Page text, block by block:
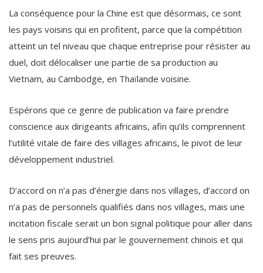
La conséquence pour la Chine est que désormais, ce sont
les pays voisins qui en profitent, parce que la compétition
atteint un tel niveau que chaque entreprise pour résister au
duel, doit délocaliser une partie de sa production au
Vietnam, au Cambodge, en Thaïlande voisine.
Espérons que ce genre de publication va faire prendre
conscience aux dirigeants africains, afin qu’ils comprennent
l’utilité vitale de faire des villages africains, le pivot de leur
développement industriel.
D’accord on n’a pas d’énergie dans nos villages, d’accord on
n’a pas de personnels qualifiés dans nos villages, mais une
incitation fiscale serait un bon signal politique pour aller dans
le sens pris aujourd’hui par le gouvernement chinois et qui
fait ses preuves.